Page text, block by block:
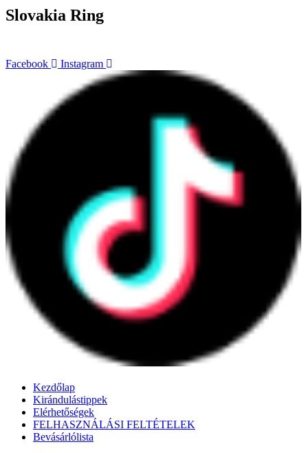
Slovakia Ring
Facebook Instagram
Kezdőlap
Kirándulástippek
Elérhetőségek
FELHASZNÁLÁSI FELTÉTELEK
Bevásárlólista